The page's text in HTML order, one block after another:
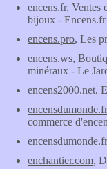
encens.fr, Ventes
bijoux -
encens.pro, Les
encens.ws,
minéraux - Le
encens2000.net,
encensdumonde.fr
commerce
enchantier.com,